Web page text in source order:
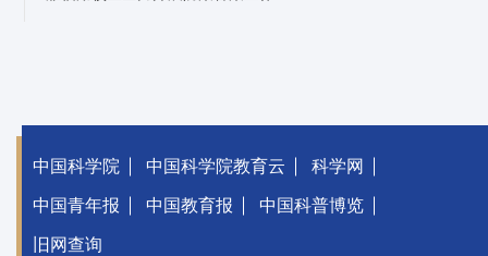
中国科学院 中国科学院教育云 科学网
中国青年报 中国教育报 中国科普博览
旧网查询